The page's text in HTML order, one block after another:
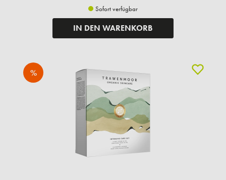
Sofort verfügbar
IN DEN WARENKORB
%